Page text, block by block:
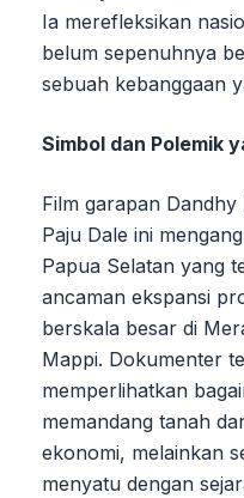
Ia merefleksikan
belum sepenuhnya
sebuah kebanggaan
Simbol dan Polemik
Film garapan
Paju Dale ini
Papua Selatan yang
ancaman ekspansi
berskala besar di
Mappi. Dokumenter
memperlihatkan
memandang tanah
ekonomi, melainkan
menyatu dengan